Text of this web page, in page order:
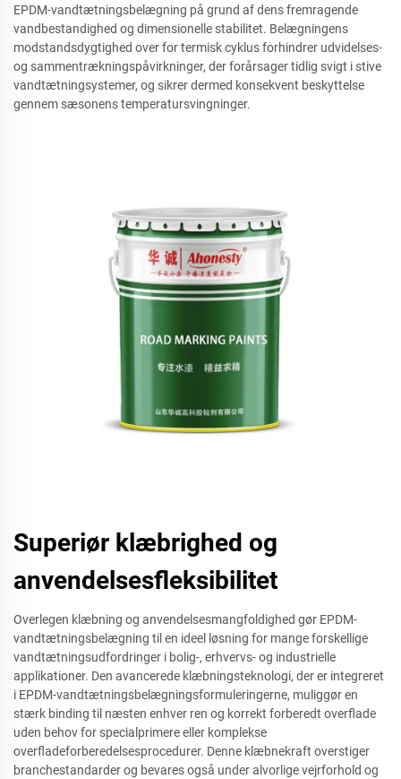
EPDM-vandtætningsbelægning på grund af dens fremragende
vandbestandighed og dimensionelle stabilitet. Belægningens
modstandsdygtighed over for termisk cyklus forhindrer udvidelses-
og sammentrækningspåvirkninger, der forårsager tidlig svigt i stive
vandtætningsystemer, og sikrer dermed konsekvent beskyttelse
gennem sæsonens temperatursvingninger.
Superiør klæbrighed og
anvendelsesfleksibilitet
Overlegen klæbning og anvendelsesmangfoldighed gør EPDM-
vandtætningsbelægning til en ideel løsning for mange forskellige
vandtætningsudfordringer i bolig-, erhvervs- og industrielle
applikationer. Den avancerede klæbningsteknologi, der er integreret
i EPDM-vandtætningsbelægningsformuleringerne, muliggør en
stærk binding til næsten enhver ren og korrekt forberedt overflade
uden behov for specialprimere eller komplekse
overfladeforberedelsesprocedurer. Denne klæbnekraft overstiger
branchestandarder og bevares også under alvorlige vejrforhold og